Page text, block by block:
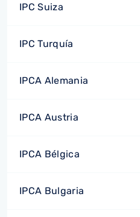
IPC Suiza
IPC Turquía
IPCA Alemania
IPCA Austria
IPCA Bélgica
IPCA Bulgaria